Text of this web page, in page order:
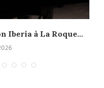
Iberia à La Roque...